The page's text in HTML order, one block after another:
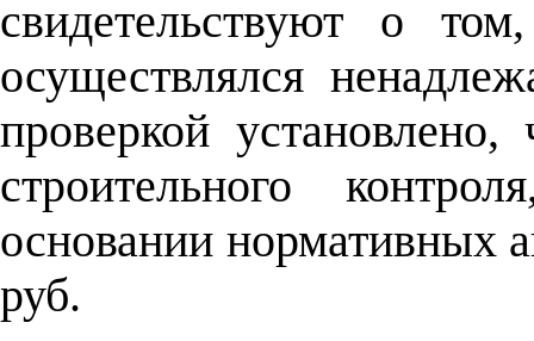
свидетельствуют о
осуществлялся
проверкой
строительного
основании нормативных
руб.